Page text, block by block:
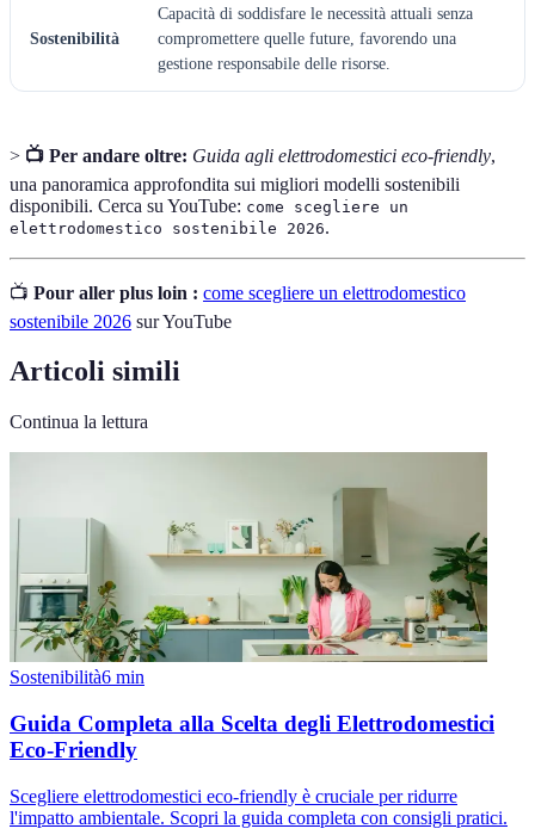
Sostenibilità
Capacità di soddisfare le necessità attuali senza
compromettere quelle future, favorendo una
gestione responsabile delle risorse.
> 📺 Per andare oltre: Guida agli elettrodomestici eco-friendly,
una panoramica approfondita sui migliori modelli sostenibili
disponibili. Cerca su YouTube: come scegliere un
elettrodomestico sostenibile 2026.
📺 Pour aller plus loin : come scegliere un elettrodomestico
sostenibile 2026 sur YouTube
Articoli simili
Continua la lettura
Sostenibilità6 min
Guida Completa alla Scelta degli Elettrodomestici
Eco-Friendly
Scegliere elettrodomestici eco-friendly è cruciale per ridurre
l'impatto ambientale. Scopri la guida completa con consigli pratici.